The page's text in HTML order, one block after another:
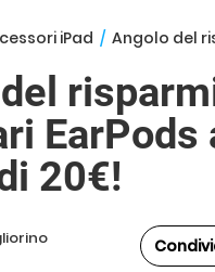
iPad / Angolo del risparmio: gli
EarPods
20€!